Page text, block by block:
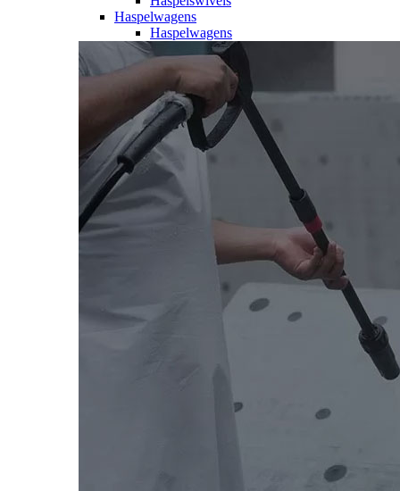
Haspelwagens
Haspelwagens